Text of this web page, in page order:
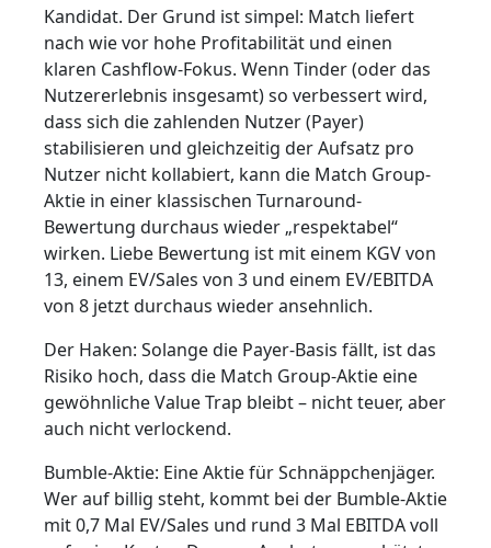
Kandidat. Der Grund ist simpel: Match liefert
nach wie vor hohe Profitabilität und einen
klaren Cashflow-Fokus. Wenn Tinder (oder das
Nutzererlebnis insgesamt) so verbessert wird,
dass sich die zahlenden Nutzer (Payer)
stabilisieren und gleichzeitig der Aufsatz pro
Nutzer nicht kollabiert, kann die Match Group-
Aktie in einer klassischen Turnaround-
Bewertung durchaus wieder „respektabel“
wirken. Liebe Bewertung ist mit einem KGV von
13, einem EV/Sales von 3 und einem EV/EBITDA
von 8 jetzt durchaus wieder ansehnlich.
Der Haken: Solange die Payer-Basis fällt, ist das
Risiko hoch, dass die Match Group-Aktie eine
gewöhnliche Value Trap bleibt – nicht teuer, aber
auch nicht verlockend.
Bumble-Aktie: Eine Aktie für Schnäppchenjäger.
Wer auf billig steht, kommt bei der Bumble-Aktie
mit 0,7 Mal EV/Sales und rund 3 Mal EBITDA voll